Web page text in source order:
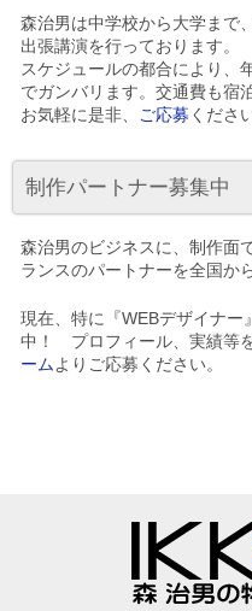
森治男は中学校から大学まで
出張講演を行っております。
スケジュールの都合により、
でガンバリます。交通費も宿
お気軽に是非、
ご応募 くださ
制作パートナー募集中
森治男のビジネスに、制作面
ランスのパートナーを全国か
現在、特に『WEBデザイナ
中！ プロフィール、実績等
ームよりご応募ください。